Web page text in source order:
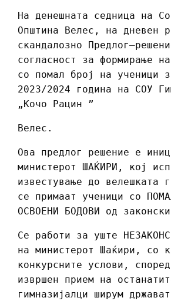
На денешната седница на
Општина Велес, на дневен
скандалозно
согласност за формирање
со помал број на ученици
2023/2024 година на СОУ
„Кочо Рацин ”
Велес.
Ова предлог решение е
министерот ШАЌИРИ, кој
известување до велешката
се примаат ученици со
ОСВОЕНИ БОДОВИ од
Се работи за уште
на министерот Шаќири, со
конкурсните услови,
извршен прием на
гимназијалци ширум